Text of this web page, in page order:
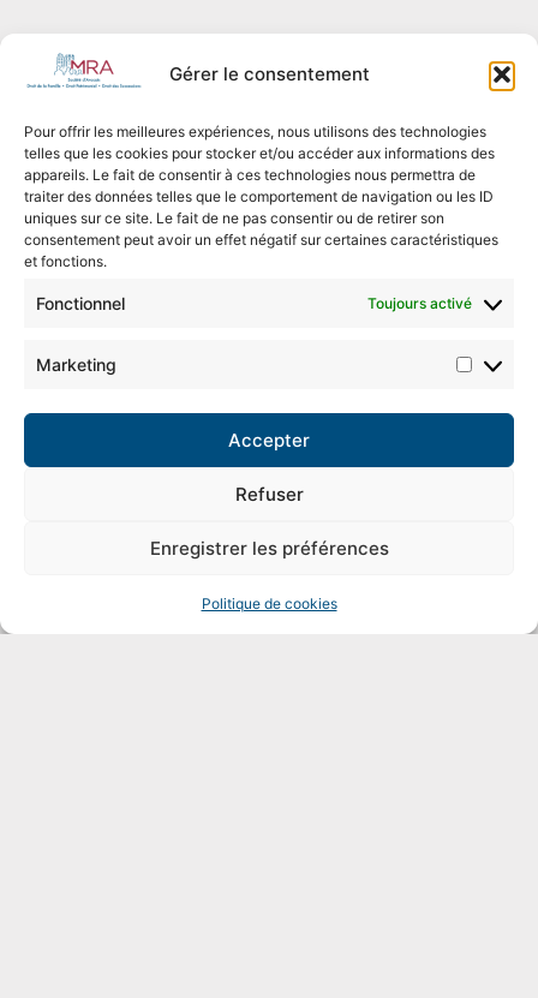
Gérer le consentement
Pour offrir les meilleures expériences, nous utilisons des technologies
telles que les cookies pour stocker et/ou accéder aux informations des
appareils. Le fait de consentir à ces technologies nous permettra de
traiter des données telles que le comportement de navigation ou les ID
uniques sur ce site. Le fait de ne pas consentir ou de retirer son
consentement peut avoir un effet négatif sur certaines caractéristiques
et fonctions.
Fonctionnel Toujours activé
Marketing
Accepter
Refuser
Enregistrer les préférences
Politique de cookies